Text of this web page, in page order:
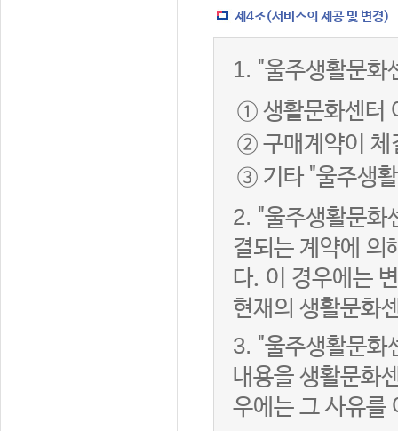
제4조(서비스의 제공 및 변경)
1. "울주생활문화
① 생활문화센터
② 구매계약이 체
③ 기타 "울주생
2. "울주생활문화
결되는 계약에 의
다. 이 경우에는
현재의 생활문화
3. "울주생활문화
내용을 생활문화
우에는 그 사유를